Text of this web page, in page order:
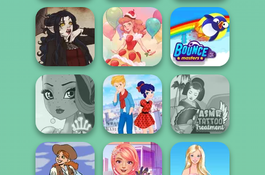
Forest Fae Ice Ballerina
Tiny Baker Ocean
Jelly Cake
Gothic Heroine Dessert Girl Bouncemasters